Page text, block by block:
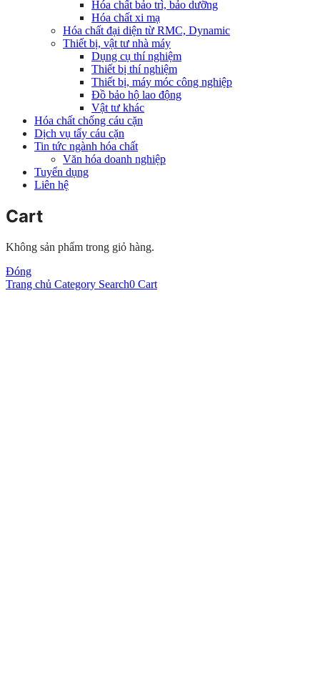
Hóa chất bảo trì, bảo dưỡng
Hóa chất xi mạ
Hóa chất đại diện từ RMC, Dynamic
Thiết bị, vật tư nhà máy
Dụng cụ thí nghiệm
Thiết bị thí nghiệm
Thiết bị, máy móc công nghiệp
Đồ bảo hộ lao động
Vật tư khác
Hóa chất chống cáu cặn
Dịch vụ tẩy cáu cặn
Tin tức ngành hóa chất
Văn hóa doanh nghiệp
Tuyển dụng
Liên hệ
Cart
Không sản phẩm trong giỏ hàng.
Đóng
Trang chủ Category Search0 Cart